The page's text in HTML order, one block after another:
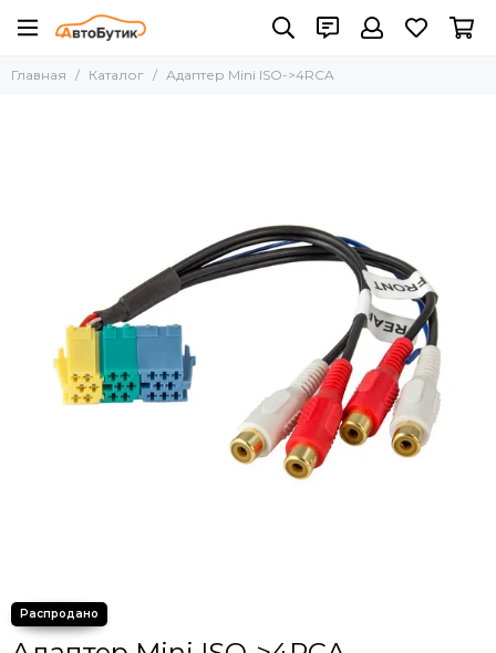
Главная Каталог Адаптер Mini ISO->4RCA